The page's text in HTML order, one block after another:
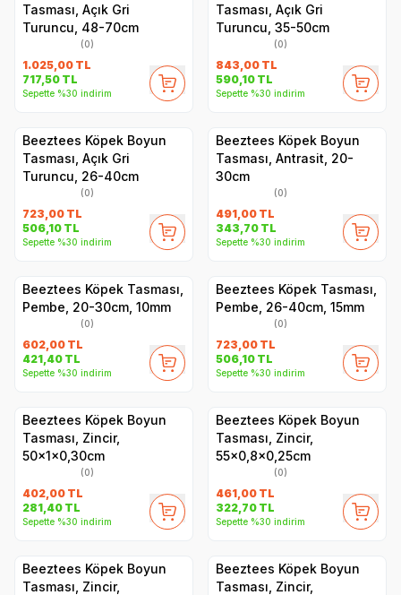
Tasması, Açık Gri
Turuncu, 48-70cm
(0)
1.025,00 TL
717,50 TL
Sepette %30 indirim
Tasması, Açık Gri
Turuncu, 35-50cm
(0)
843,00 TL
590,10 TL
Sepette %30 indirim
Beeztees Köpek Boyun
Tasması, Açık Gri
Turuncu, 26-40cm
(0)
723,00 TL
506,10 TL
Sepette %30 indirim
Beeztees Köpek Boyun
Tasması, Antrasit, 20-
30cm
(0)
491,00 TL
343,70 TL
Sepette %30 indirim
Beeztees Köpek Tasması,
Pembe, 20-30cm, 10mm
(0)
602,00 TL
421,40 TL
Sepette %30 indirim
Beeztees Köpek Tasması,
Pembe, 26-40cm, 15mm
(0)
723,00 TL
506,10 TL
Sepette %30 indirim
Beeztees Köpek Boyun
Tasması, Zincir,
50x1x0,30cm
(0)
402,00 TL
281,40 TL
Sepette %30 indirim
Beeztees Köpek Boyun
Tasması, Zincir,
55x0,8x0,25cm
(0)
461,00 TL
322,70 TL
Sepette %30 indirim
Beeztees Köpek Boyun
Tasması, Zincir,
Beeztees Köpek Boyun
Tasması, Zincir,